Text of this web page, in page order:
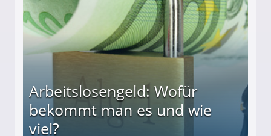
Arbeitslosengeld: Wofür
bekommt man es und wie
viel?